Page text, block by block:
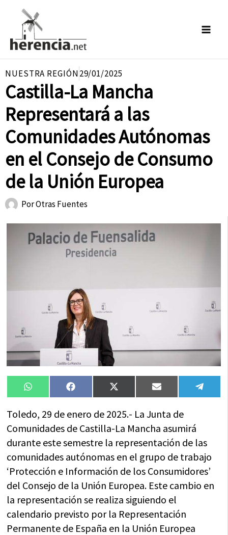
contenido
NUESTRA REGIÓN29/01/2025
Castilla-La Mancha
Representará a las
Comunidades Autónomas
en el Consejo de Consumo
de la Unión Europea
PorOtras Fuentes
Compartir
en
WhatsAppCompartir
en
FacebookCompartir
en
X
(Twitter)
Compartir
en
Email
en
Toledo, 29 de enero de 2025.- La Junta de
Comunidades de Castilla-La Mancha asumirá
durante este semestre la representación de las
comunidades autónomas en el grupo de trabajo
‘Protección e Información de los Consumidores’
del Consejo de la Unión Europea. Este cambio en
la representación se realiza siguiendo el
calendario previsto por la Representación
Permanente de España en la Unión Europea